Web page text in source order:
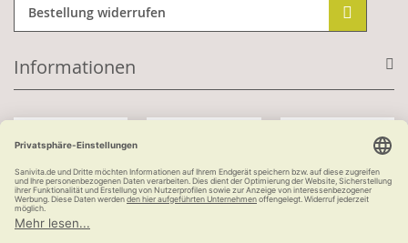
Bestellung widerrufen
Informationen
Kauf auf Rechnung